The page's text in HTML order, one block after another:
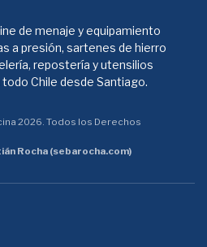
de menaje y equipamiento
a presión, sartenes de hierro
repostería y utensilios
Chile desde Santiago.
2026. Todos los Derechos
Rocha (sebarocha.com)